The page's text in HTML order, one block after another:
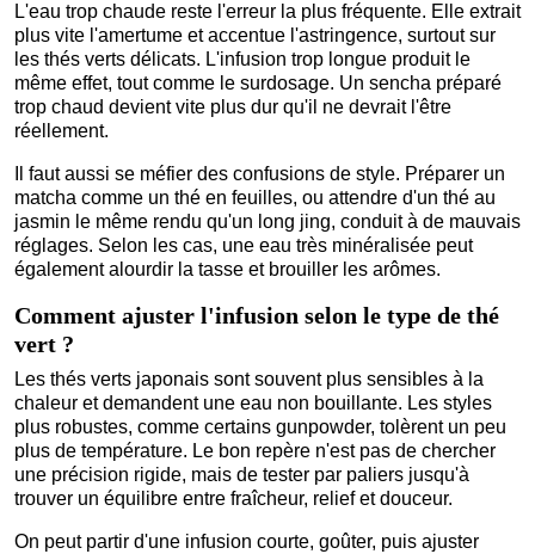
L'eau trop chaude reste l'erreur la plus fréquente. Elle extrait
plus vite l'amertume et accentue l'astringence, surtout sur
les thés verts délicats. L'infusion trop longue produit le
même effet, tout comme le surdosage. Un sencha préparé
trop chaud devient vite plus dur qu'il ne devrait l'être
réellement.
Il faut aussi se méfier des confusions de style. Préparer un
matcha comme un thé en feuilles, ou attendre d'un thé au
jasmin le même rendu qu'un long jing, conduit à de mauvais
réglages. Selon les cas, une eau très minéralisée peut
également alourdir la tasse et brouiller les arômes.
Comment ajuster l'infusion selon le type de thé
vert ?
Les thés verts japonais sont souvent plus sensibles à la
chaleur et demandent une eau non bouillante. Les styles
plus robustes, comme certains gunpowder, tolèrent un peu
plus de température. Le bon repère n'est pas de chercher
une précision rigide, mais de tester par paliers jusqu'à
trouver un équilibre entre fraîcheur, relief et douceur.
On peut partir d'une infusion courte, goûter, puis ajuster